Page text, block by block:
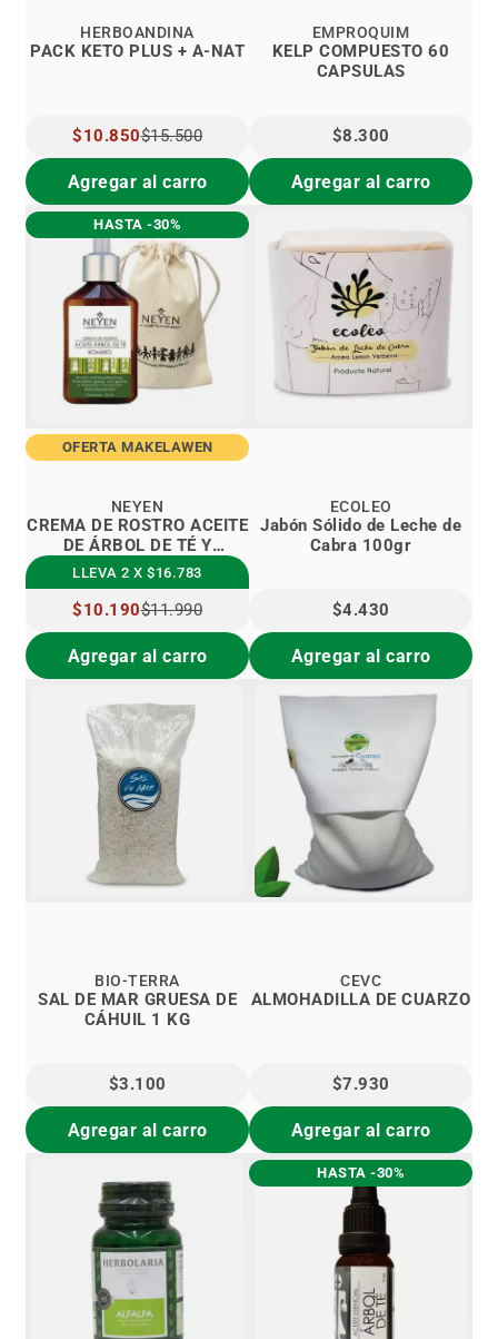
PACK KETO PLUS + A-NAT
HERBOANDINA
PRECIO
ESPECIAL
$10.850$15.500
Agregar al carro
KELP COMPUESTO 60
CAPSULAS
EMPROQUIM
$8.300
Agregar al carro
HASTA -30%
OFERTA MAKELAWEN
CREMA DE ROSTRO ACEITE
DE ÁRBOL DE TÉ Y
ROMERO
NEYEN
LLEVA 2 X $16.783
PRECIO
ESPECIAL
$10.190$11.990
Agregar al carro
Jabón Sólido de Leche de
Cabra 100gr
ECOLEO
$4.430
Agregar al carro
SAL DE MAR GRUESA DE
CÁHUIL 1 KG
BIO-TERRA
$3.100
Agregar al carro
ALMOHADILLA DE CUARZO
CEVC
$7.930
Agregar al carro
HASTA -30%